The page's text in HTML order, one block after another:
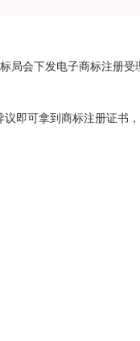
局会下发电子商标注册受
即可拿到商标注册证书